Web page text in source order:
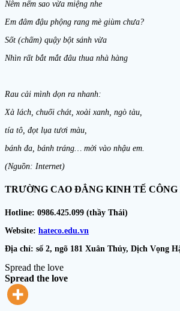
Nêm nếm sao vừa miệng nhe
Em đâm đậu phộng rang mè giùm chưa?
Sốt (chấm) quậy bột sánh vừa
Nhìn rất bắt mắt đâu thua nhà hàng
Rau cải mình dọn ra nhanh:
Xà lách, chuối chát, xoài xanh, ngò tàu,
tía tô, đọt lụa tươi màu,
bánh đa, bánh tráng… mời vào nhậu em.
(Nguồn: Internet)
TRƯỜNG CAO ĐẲNG KINH TẾ CÔNG
Hotline: 0986.425.099 (thầy Thái)
Website: hateco.edu.vn
Địa chỉ: số 2, ngõ 181 Xuân Thủy, Dịch Vọng
Spread the love
Spread the love